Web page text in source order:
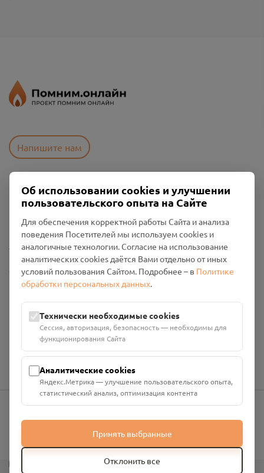
Напишите нам
Пользовательское соглашение
Политика конфиденциальности
Промо-материалы
Настройки cookies
Общество с ограниченной ответственностью «Смоленский
Проект Помним»
Юридический адрес: 216790, Смоленская область, р-н
Руднянский, г. Рудня, улица Западная, д. 26А, пом. 18
Номер счёта: 40702810901130004287 в АО "АЛЬФА-БАНК"
Кор. счёт: 30101810200000000593
info@pomnim.online
Об использовании cookies и улучшении
пользовательского опыта на Сайте
Для обеспечения корректной работы Сайта и анализа
поведения Посетителей мы используем cookies и
аналогичные технологии. Согласие на использование
аналитических cookies даётся Вами отдельно от иных
условий пользования Сайтом. Подробнее – в Политике
обработки персональных данных.
Технически необходимые cookies
Сессия, авторизация, безопасность — необходимы для
функционирования Сайта
Аналитические cookies
Яндекс.Метрика — улучшение пользовательского опыта,
статистический анализ, оптимизация контента
Принять выбранные
Отклонить все